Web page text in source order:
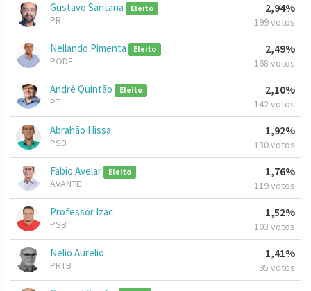
Gustavo Santana Eleito
PR
2,94%
199 votos
Neilando Pimenta Eleito
PODE
2,49%
168 votos
André Quintão Eleito
PT
2,10%
142 votos
Abrahão Hissa
PSB
1,92%
130 votos
Fabio Avelar Eleito
AVANTE
1,76%
119 votos
Professor Izac
PSB
1,52%
103 votos
Nelio Aurelio
PRTB
1,41%
95 votos